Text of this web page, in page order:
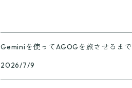
Geminiを使ってAGOGを旅させるまで
2026/7/9